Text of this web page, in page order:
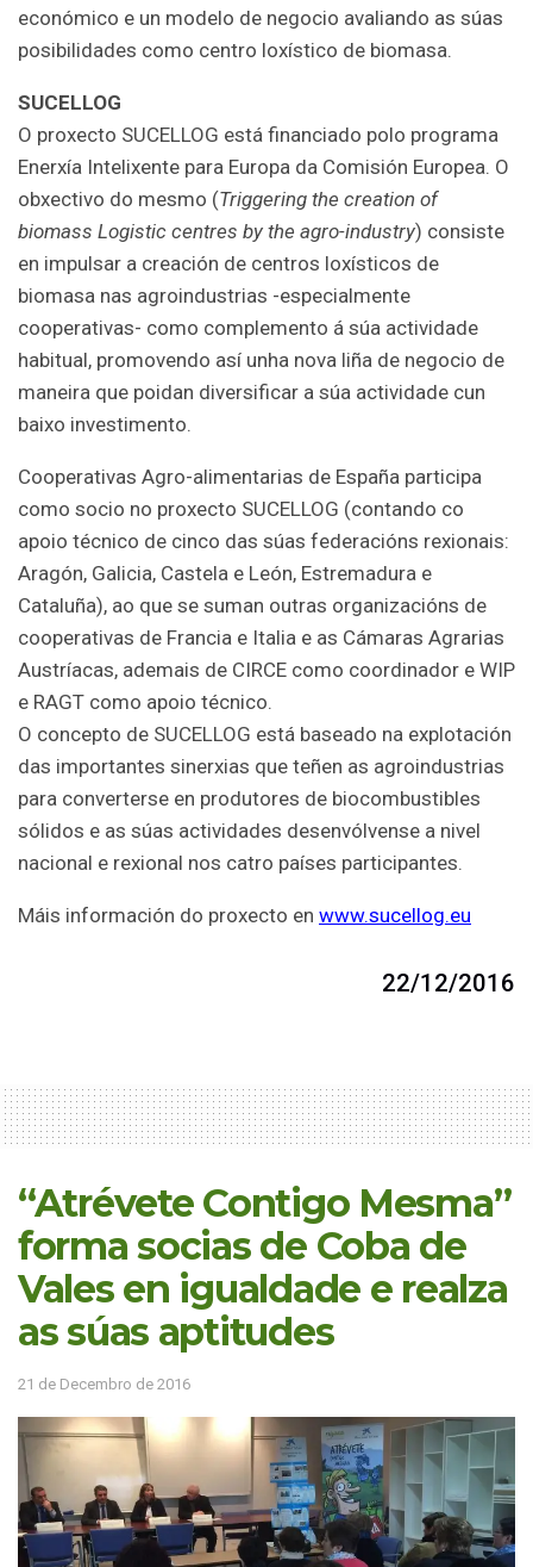
económico e un modelo de negocio avaliando as súas
posibilidades como centro loxístico de biomasa.
SUCELLOG
O proxecto SUCELLOG está financiado polo programa
Enerxía Intelixente para Europa da Comisión Europea. O
obxectivo do mesmo (Triggering the creation of
biomass Logistic centres by the agro-industry) consiste
en impulsar a creación de centros loxísticos de
biomasa nas agroindustrias -especialmente
cooperativas- como complemento á súa actividade
habitual, promovendo así unha nova liña de negocio de
maneira que poidan diversificar a súa actividade cun
baixo investimento.
Cooperativas Agro-alimentarias de España participa
como socio no proxecto SUCELLOG (contando co
apoio técnico de cinco das súas federacións rexionais:
Aragón, Galicia, Castela e León, Estremadura e
Cataluña), ao que se suman outras organizacións de
cooperativas de Francia e Italia e as Cámaras Agrarias
Austríacas, ademais de CIRCE como coordinador e WIP
e RAGT como apoio técnico.
O concepto de SUCELLOG está baseado na explotación
das importantes sinerxias que teñen as agroindustrias
para converterse en produtores de biocombustibles
sólidos e as súas actividades desenvólvense a nivel
nacional e rexional nos catro países participantes.
Máis información do proxecto en www.sucellog.eu
22/12/2016
“Atrévete Contigo Mesma”
forma socias de Coba de
Vales en igualdade e realza
as súas aptitudes
21 de Decembro de 2016